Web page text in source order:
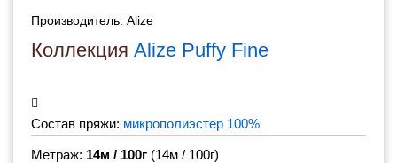
Производитель: Alize
Коллекция Alize Puffy Fine
Состав пряжи: микрополиэстер 100%
Метраж: 14м / 100г (14м / 100г)